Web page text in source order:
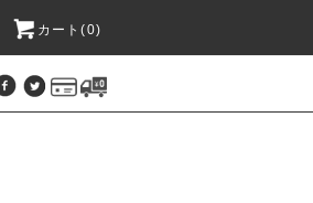
カート(0)